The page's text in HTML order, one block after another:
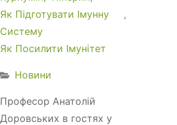
Як Підготувати Імунну
Систему
Як Посилити Імунітет
Новини
Професор Анатолій
Доровських в гостях у